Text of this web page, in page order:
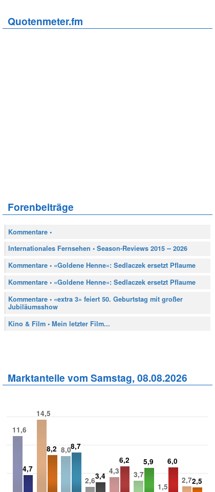
Quotenmeter.fm
Forenbeiträge
Kommentare •
Internationales Fernsehen • Season-Reviews 2015 -- 2026
Kommentare • «Goldene Henne»: Sedlaczek ersetzt Pflaume
Kommentare • «Goldene Henne»: Sedlaczek ersetzt Pflaume
Kommentare • «extra 3» feiert 50. Geburtstag mit großer
Jubiläumsshow
Kino & Film • Mein letzter Film...
Marktanteile vom Samstag, 08.08.2026
11,6
14,5
8,0
2,6
4,3
3,7
1,5
2,7
4,7
8,2 8,7
3,4
6,2 5,9 6,0
2,5